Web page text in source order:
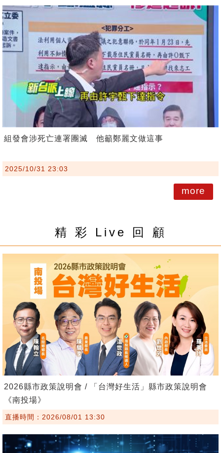
組發會涉死亡連署團滅 他籲鄭麗文做這事
2025/10/31 23:03
more
精 彩 Live 回 顧
2026縣市政策說明會 / 「台灣好生活」縣市政策說明會
《南投場》
直播時間：2026/08/01 13:30